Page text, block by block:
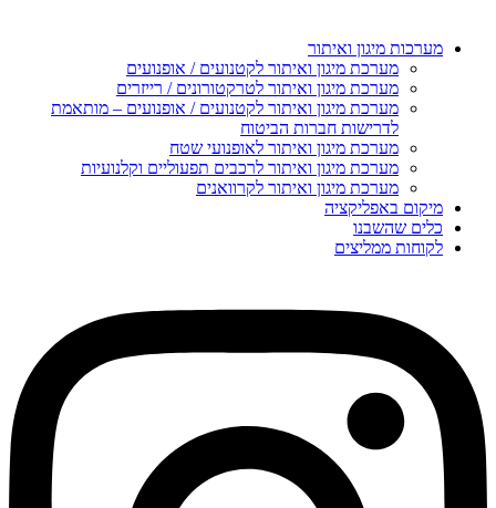
מערכות מיגון ואיתור
מערכת מיגון ואיתור לקטנועים / אופנועים
מערכת מיגון ואיתור לטרקטורונים / רייזרים
מערכת מיגון ואיתור לקטנועים / אופנועים – מותאמת
לדרישות חברות הביטוח
מערכת מיגון ואיתור לאופנועי שטח
מערכת מיגון ואיתור לרכבים תפעוליים וקלנועיות
מערכת מיגון ואיתור לקרוואנים
מיקום באפליקציה
כלים שהשבנו
לקוחות ממליצים